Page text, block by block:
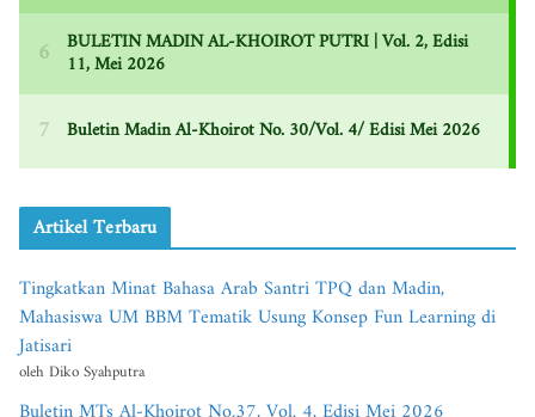
Artikel Terbaru
Tingkatkan Minat Bahasa Arab Santri TPQ dan Madin,
Mahasiswa UM BBM Tematik Usung Konsep Fun Learning di
Jatisari
oleh Diko Syahputra